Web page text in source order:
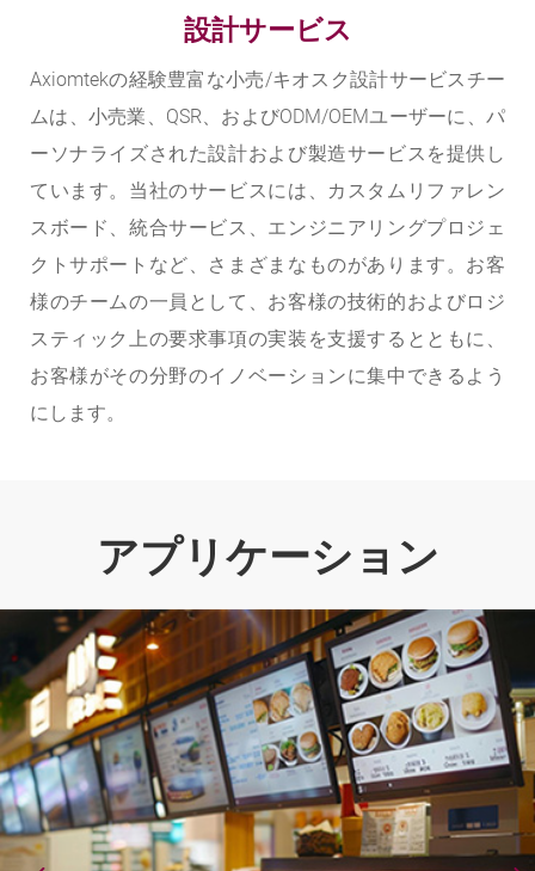
設計サービス
Axiomtekの経験豊富な小売/キオスク設計サービスチー
ムは、小売業、QSR、およびODM/OEMユーザーに、パ
ーソナライズされた設計および製造サービスを提供し
ています。当社のサービスには、カスタムリファレン
スボード、統合サービス、エンジニアリングプロジェ
クトサポートなど、さまざまなものがあります。お客
様のチームの一員として、お客様の技術的およびロジ
スティック上の要求事項の実装を支援するとともに、
お客様がその分野のイノベーションに集中できるよう
にします。
アプリケーション